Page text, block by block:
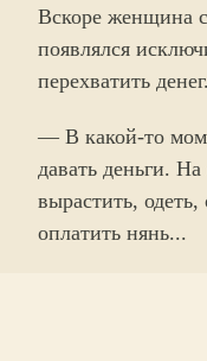
Вскоре женщина
появлялся
перехватить
— В какой-то
давать деньги.
вырастить,
оплатить нянь...